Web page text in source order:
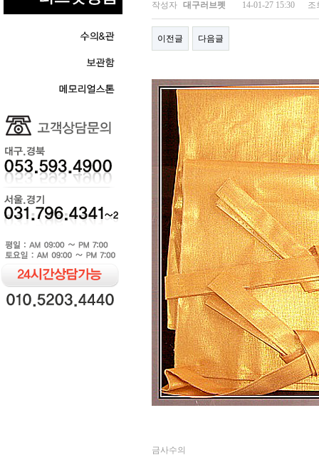
작성자 대구러브펫 14-01-27 15:30 조
이전글 다음글
금사수의